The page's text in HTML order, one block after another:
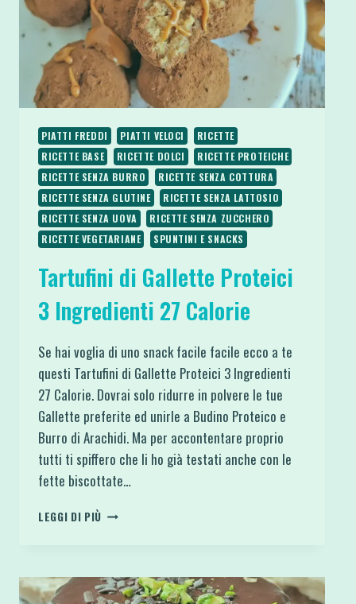
PIATTI FREDDI PIATTI VELOCI
RICETTE
RICETTE BASE
RICETTE DOLCI
RICETTE PROTEICHE
RICETTE SENZA BURRO
RICETTE SENZA COTTURA
RICETTE SENZA GLUTINE
RICETTE SENZA LATTOSIO
RICETTE SENZA UOVA
RICETTE SENZA ZUCCHERO
RICETTE VEGETARIANE
SPUNTINI E SNACKS
Tartufini di Gallette Proteici
3 Ingredienti 27 Calorie
Se hai voglia di uno snack facile facile ecco a te
questi Tartufini di Gallette Proteici 3 Ingredienti
27 Calorie. Dovrai solo ridurre in polvere le tue
Gallette preferite ed unirle a Budino Proteico e
Burro di Arachidi. Ma per accontentare proprio
tutti ti spiffero che li ho già testati anche con le
fette biscottate…
LEGGI DI PIÙ TARTUFINI
3
INGREDIENTI